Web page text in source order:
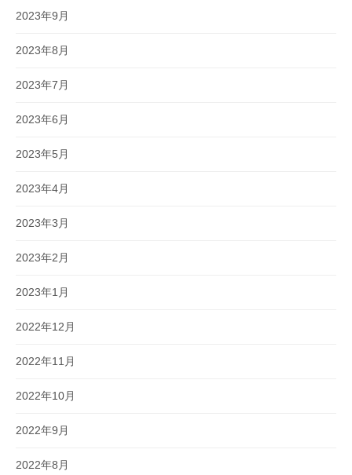
2023年9月
2023年8月
2023年7月
2023年6月
2023年5月
2023年4月
2023年3月
2023年2月
2023年1月
2022年12月
2022年11月
2022年10月
2022年9月
2022年8月